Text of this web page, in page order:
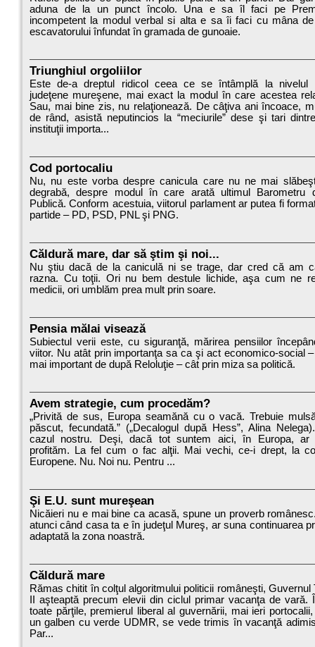
aduna de la un punct încolo. Una e sa îl faci pe
incompetent la modul verbal si alta e sa îi faci cu mâna
escavatorului înfundat în gramada de gunoaie.
Triunghiul orgoliilor
Este de-a dreptul ridicol ceea ce se întâmplă la nivelul
judeţene mureşene, mai exact la modul în care acestea
Sau, mai bine zis, nu relaţionează. De câţiva ani încoace,
de rând, asistă neputincios la “meciurile” dese şi tari
instituţii importa...
Cod portocaliu
Nu, nu este vorba despre canicula care nu ne mai
degrabă, despre modul în care arată ultimul Barometru
Publică. Conform acestuia, viitorul parlament ar putea fi
partide – PD, PSD, PNL şi PNG.
Căldură mare, dar să ştim şi noi...
Nu ştiu dacă de la caniculă ni se trage, dar cred că am
razna. Cu toţii. Ori nu bem destule lichide, aşa cum ne
medicii, ori umblăm prea mult prin soare.
Pensia mălai visează
Subiectul verii este, cu siguranţă, mărirea pensiilor
viitor. Nu atât prin importanţa sa ca şi act economico-social
mai important de după Reloluţie – cât prin miza sa politică.
Avem strategie, cum procedăm?
„Privită de sus, Europa seamănă cu o vacă. Trebuie
păscut, fecundată.” („Decalogul după Hess”, Alina
cazul nostru. Deşi, dacă tot suntem aici, în Europa, ar
profităm. La fel cum o fac alţii. Mai vechi, ce-i drept, la
Europene. Nu. Noi nu. Pentru ...
Şi E.U. sunt mureşean
Nicăieri nu e mai bine ca acasă, spune un proverb
atunci când casa ta e în judeţul Mureş, ar suna continuarea
adaptată la zona noastră.
Căldură mare
Rămas chitit în colţul algoritmului politicii româneşti, Guvernul
II aşteaptă precum elevii din ciclul primar vacanţa de vară.
toate părţile, premierul liberal al guvernării, mai ieri
un galben cu verde UDMR, se vede trimis în vacanţă
Par...